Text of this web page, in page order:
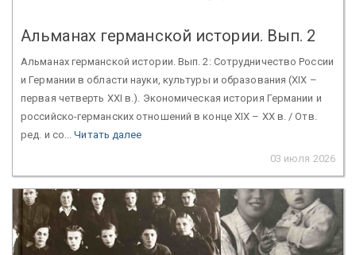
Альманах германской истории. Вып. 2
Альманах германской истории. Вып. 2: Сотрудничество России
и Германии в области науки, культуры и образования (ХIХ –
первая четверть XXI в.). Экономическая история Германии и
российско-германских отношений в конце XIX – ХХ в. / Отв.
ред. и со...Читать далее
03 июля 2026